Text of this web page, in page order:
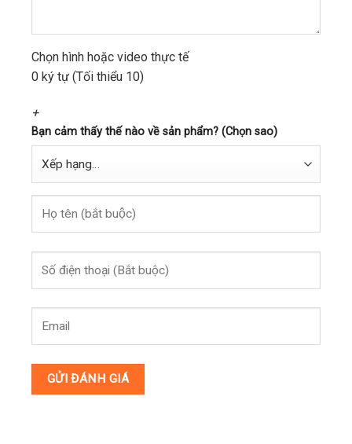
Chọn hình hoặc video thực tế
0 ký tự (Tối thiểu 10)
+
Bạn cảm thấy thế nào về sản phẩm? (Chọn sao)